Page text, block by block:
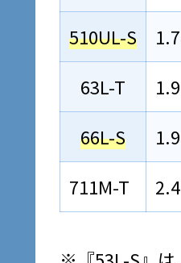
510UL-S
63L-T
66L-S
711M-T